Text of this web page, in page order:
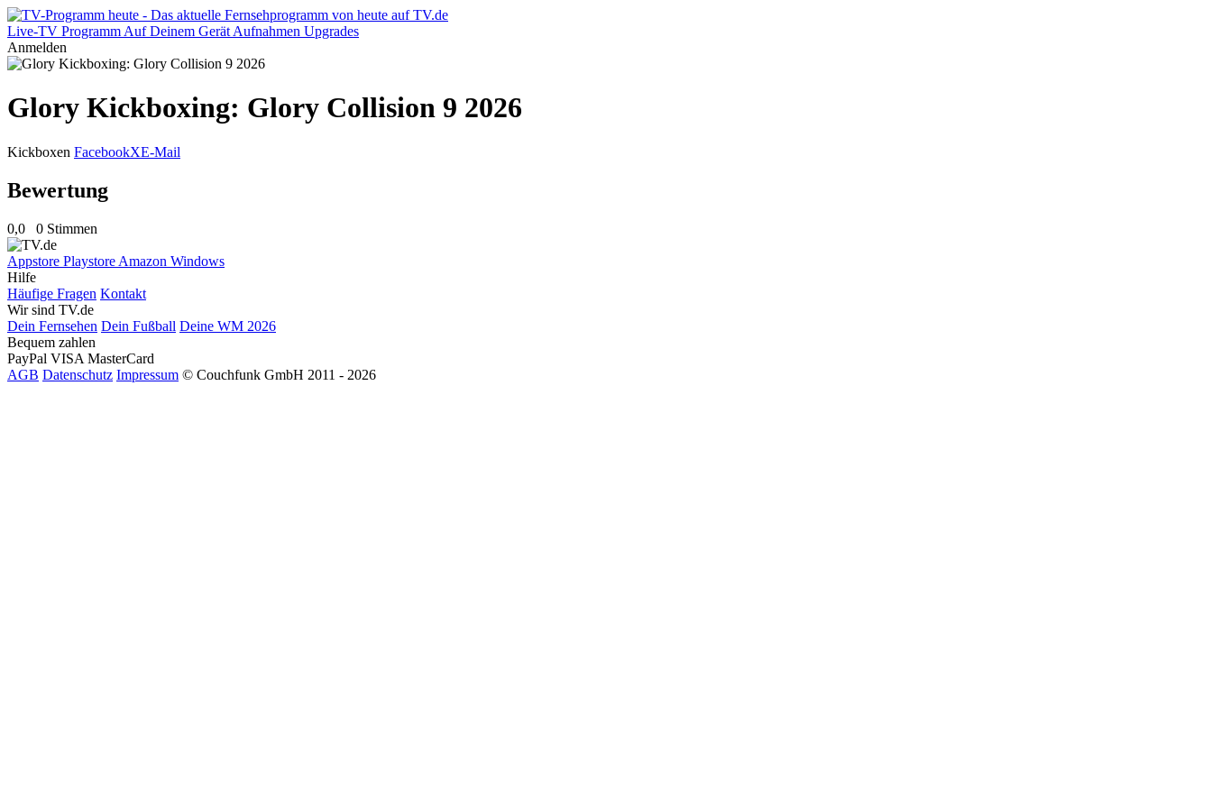
Live-TV Programm Auf Deinem Gerät Aufnahmen Upgrades
Anmelden
Glory Kickboxing: Glory Collision 9 2026
Kickboxen FacebookXE-Mail
Bewertung
0,0 0 Stimmen
Appstore Playstore Amazon Windows
Hilfe
Häufige Fragen Kontakt
Wir sind TV.de
Dein Fernsehen Dein Fußball Deine WM 2026
Bequem zahlen
PayPal VISA MasterCard
AGB Datenschutz Impressum © Couchfunk GmbH 2011 - 2026